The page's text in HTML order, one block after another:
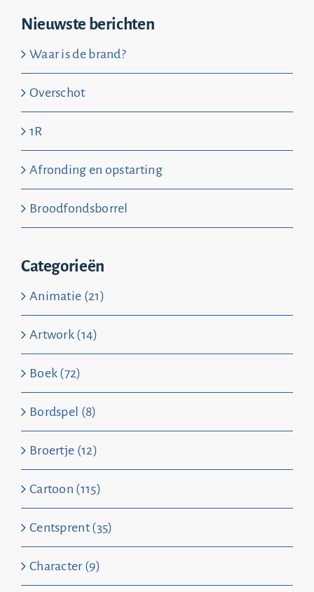
Nieuwste berichten
Waar is de brand?
Overschot
1R
Afronding en opstarting
Broodfondsborrel
Categorieën
Animatie (21)
Artwork (14)
Boek (72)
Bordspel (8)
Broertje (12)
Cartoon (115)
Centsprent (35)
Character (9)